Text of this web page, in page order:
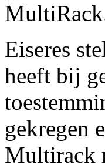
Eiseres
heeft bij
gekregen
Multirack